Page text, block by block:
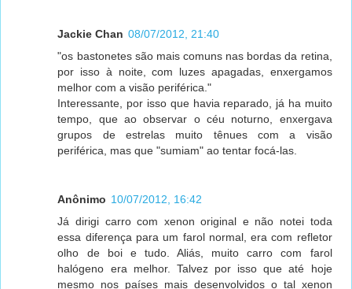
Jackie Chan 08/07/2012, 21:40
"os bastonetes são mais comuns nas bordas da retina,
por isso à noite, com luzes apagadas, enxergamos
melhor com a visão periférica."
Interessante, por isso que havia reparado, já ha muito
tempo, que ao observar o céu noturno, enxergava
grupos de estrelas muito tênues com a visão
periférica, mas que "sumiam" ao tentar focá-las.
Anônimo 10/07/2012, 16:42
Já dirigi carro com xenon original e não notei toda
essa diferença para um farol normal, era com refletor
olho de boi e tudo. Aliás, muito carro com farol
halógeno era melhor. Talvez por isso que até hoje
mesmo nos países mais desenvolvidos o tal xenon